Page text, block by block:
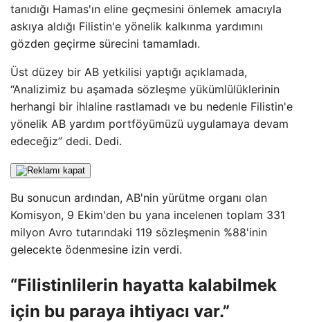
tanıdığı Hamas'ın eline geçmesini önlemek amacıyla
askıya aldığı Filistin'e yönelik kalkınma yardımını
gözden geçirme sürecini tamamladı.
Üst düzey bir AB yetkilisi yaptığı açıklamada,
“Analizimiz bu aşamada sözleşme yükümlülüklerinin
herhangi bir ihlaline rastlamadı ve bu nedenle Filistin'e
yönelik AB yardım portföyümüzü uygulamaya devam
edeceğiz” dedi. Dedi.
Bu sonucun ardından, AB'nin yürütme organı olan
Komisyon, 9 Ekim'den bu yana incelenen toplam 331
milyon Avro tutarındaki 119 sözleşmenin %88'inin
gelecekte ödenmesine izin verdi.
“Filistinlilerin hayatta kalabilmek
için bu paraya ihtiyacı var.”